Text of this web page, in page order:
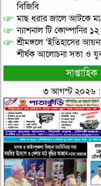
বিজিবি
মাছ ধরার জালে আটকে
ন্যাশনাল টি কোম্পানির
শ্রীমঙ্গলে ‘ইতিহাসের
শীর্ষক আলোচনা সভা ও
৩ আগস্ট ২০২৬ :